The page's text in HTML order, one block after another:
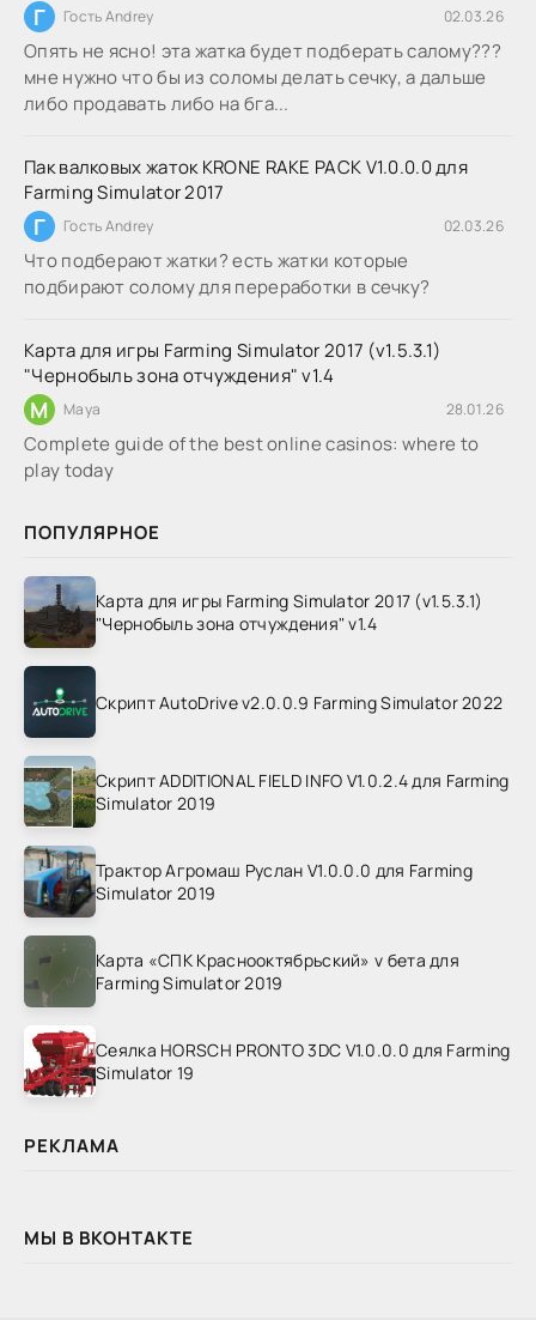
Г Гость Andrey 02.03.26
Опять не ясно! эта жатка будет подберать салому???
мне нужно что бы из соломы делать сечку, а дальше
либо продавать либо на бга...
Пак валковых жаток KRONE RAKE PACK V1.0.0.0 для
Farming Simulator 2017
Г Гость Andrey 02.03.26
Что подберают жатки? есть жатки которые
подбирают солому для переработки в сечку?
Карта для игры Farming Simulator 2017 (v1.5.3.1)
"Чернобыль зона отчуждения" v1.4
M Maya 28.01.26
Complete guide of the best online casinos: where to
play today
ПОПУЛЯРНОЕ
Карта для игры Farming Simulator 2017 (v1.5.3.1)
"Чернобыль зона отчуждения" v1.4
Скрипт AutoDrive v2.0.0.9 Farming Simulator 2022
Скрипт ADDITIONAL FIELD INFO V1.0.2.4 для Farming
Simulator 2019
Трактор Агромаш Руслан V1.0.0.0 для Farming
Simulator 2019
Карта «СПК Краснооктябрьский» v бета для
Farming Simulator 2019
Сеялка HORSCH PRONTO 3DC V1.0.0.0 для Farming
Simulator 19
РЕКЛАМА
МЫ В ВКОНТАКТЕ